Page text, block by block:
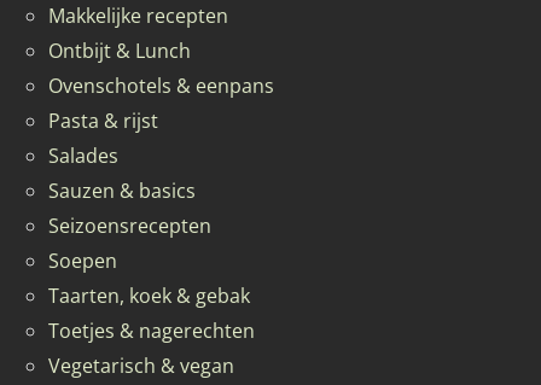
Makkelijke recepten
Ontbijt & Lunch
Ovenschotels & eenpans
Pasta & rijst
Salades
Sauzen & basics
Seizoensrecepten
Soepen
Taarten, koek & gebak
Toetjes & nagerechten
Vegetarisch & vegan